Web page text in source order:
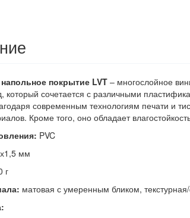
покрытие LVT– многослойное
который сочетается с различными
современным технологиям печати и
Кроме того, оно обладает
PVC
мм
г
матовая с умеренным бликом,